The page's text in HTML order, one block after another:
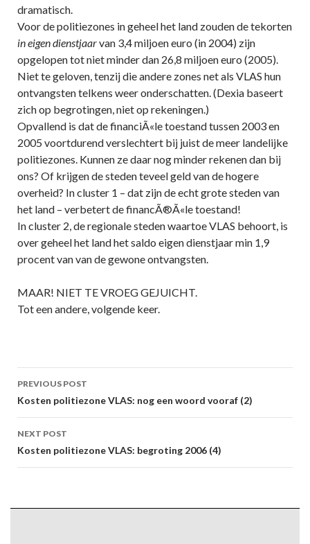
dramatisch.
Voor de politiezones in geheel het land zouden de tekorten
in eigen dienstjaarvan 3,4 miljoen euro (in 2004) zijn
opgelopen tot niet minder dan 26,8 miljoen euro (2005).
Niet te geloven, tenzij die andere zones net als VLAS hun
ontvangsten telkens weer onderschatten. (Dexia baseert
zich op begrotingen, niet op rekeningen.)
Opvallend is dat de financiÃ«le toestand tussen 2003 en
2005 voortdurend verslechtert bij juist de meer landelijke
politiezones. Kunnen ze daar nog minder rekenen dan bij
ons? Of krijgen de steden teveel geld van de hogere
overheid? In cluster 1 – dat zijn de echt grote steden van
het land – verbetert de financÃ®Ã«le toestand!
In cluster 2, de regionale steden waartoe VLAS behoort, is
over geheel het land het saldo eigen dienstjaar min 1,9
procent van van de gewone ontvangsten.
MAAR! NIET TE VROEG GEJUICHT.
Tot een andere, volgende keer.
Post
navigation
PREVIOUS POST
Kosten politiezone VLAS: nog een woord vooraf (2)
NEXT POST
Kosten politiezone VLAS: begroting 2006 (4)